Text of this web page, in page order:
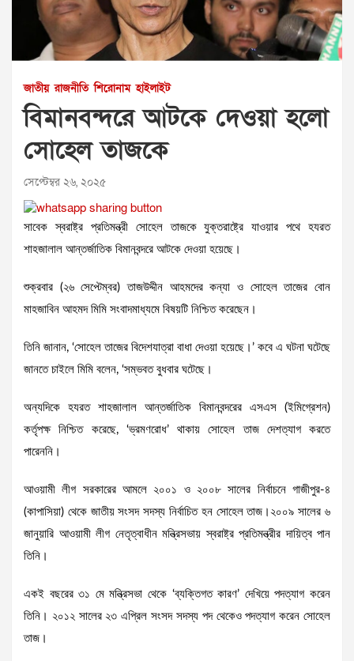
জাতীয় রাজনীতি শিরোনাম হাইলাইট
বিমানবন্দরে আটকে দেওয়া হলো
সোহেল তাজকে
সেপ্টেম্বর ২৬, ২০২৫
সাবেক স্বরাষ্ট্র প্রতিমন্ত্রী সোহেল তাজকে যুক্তরাষ্ট্রে যাওয়ার পথে হযরত
শাহজালাল আন্তর্জাতিক বিমানবন্দরে আটকে দেওয়া হয়েছে।
শুক্রবার (২৬ সেপ্টেম্বর) তাজউদ্দীন আহমদের কন্যা ও সোহেল তাজের বোন
মাহজাবিন আহমদ মিমি সংবাদমাধ্যমে বিষয়টি নিশ্চিত করেছেন।
তিনি জানান, ‘সোহেল তাজের বিদেশযাত্রা বাধা দেওয়া হয়েছে।’ কবে এ ঘটনা ঘটেছে
জানতে চাইলে মিমি বলেন, ‘সম্ভবত বুধবার ঘটেছে।
অন্যদিকে হযরত শাহজালাল আন্তর্জাতিক বিমানবন্দরের এসএস (ইমিগ্রেশন)
কর্তৃপক্ষ নিশ্চিত করেছে, ‘ভ্রমণরোধ’ থাকায় সোহেল তাজ দেশত্যাগ করতে
পারেননি।
আওয়ামী লীগ সরকারের আমলে ২০০১ ও ২০০৮ সালের নির্বাচনে গাজীপুর-৪
(কাপাসিয়া) থেকে জাতীয় সংসদ সদস্য নির্বাচিত হন সোহেল তাজ।২০০৯ সালের ৬
জানুয়ারি আওয়ামী লীগ নেতৃত্বাধীন মন্ত্রিসভায় স্বরাষ্ট্র প্রতিমন্ত্রীর দায়িত্ব পান
তিনি।
একই বছরের ৩১ মে মন্ত্রিসভা থেকে ‘ব্যক্তিগত কারণ’ দেখিয়ে পদত্যাগ করেন
তিনি। ২০১২ সালের ২৩ এপ্রিল সংসদ সদস্য পদ থেকেও পদত্যাগ করেন সোহেল
তাজ।